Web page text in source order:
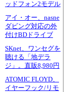
ッドフォン2モデル
アイ・オー、nasne
ダビング対応の外
付けBDドライブ
SKnet、ワンセグを
聴ける「地デラ
ジ」。直販8,980円
ATOMIC FLOYD、
イヤーフック/リモ